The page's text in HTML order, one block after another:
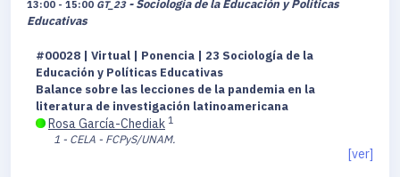
13:00 - 15:00 GT_23 - Sociología de la Educación y Políticas
Educativas
#00028 | Virtual | Ponencia | 23 Sociología de la
Educación y Políticas Educativas
Balance sobre las lecciones de la pandemia en la
literatura de investigación latinoamericana
Rosa García-Chediak 1
1 - CELA - FCPyS/UNAM.
[ver]